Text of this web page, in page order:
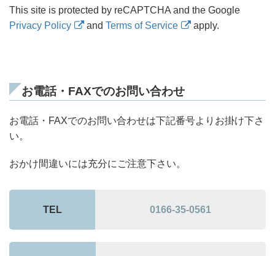
This site is protected by reCAPTCHA and the Google
Privacy Policy
and Terms of Service apply.
お電話・FAXでのお問い合わせ
お電話・FAXでのお問い合わせは下記番号よりお掛け下さ
い。
おかけ間違いには充分にご注意下さい。
TEL 0166-35-0561